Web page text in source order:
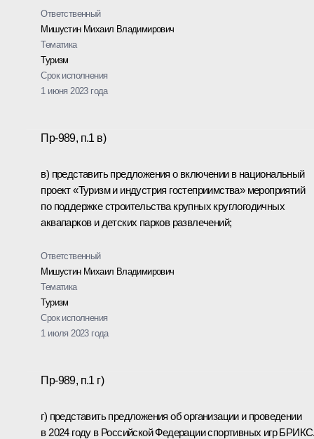
Ответственный
Мишустин Михаил Владимирович
Тематика
Туризм
Срок исполнения
1 июня 2023 года
Пр-989, п.1 в)
в) представить предложения о включении в национальный
проект «Туризм и индустрия гостеприимства» мероприятий
по поддержке строительства крупных круглогодичных
аквапарков и детских парков развлечений;
Ответственный
Мишустин Михаил Владимирович
Тематика
Туризм
Срок исполнения
1 июля 2023 года
Пр-989, п.1 г)
г) представить предложения об организации и проведении
в 2024 году в Российской Федерации спортивных игр